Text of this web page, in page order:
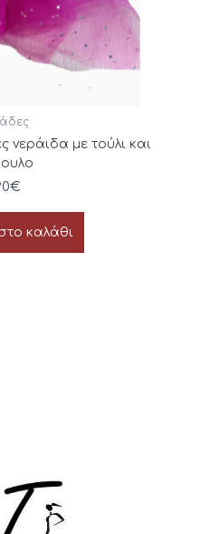
νεράιδα με τούλι και
€
καλάθι